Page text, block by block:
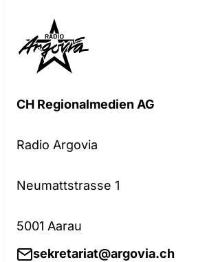
CH Regionalmedien AG
Radio Argovia
Neumattstrasse 1
5001 Aarau
sekretariat@argovia.ch